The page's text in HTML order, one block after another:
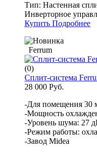
Тип: Настенная
Инверторное
Купить Подробнее
Ferrum
(0)
Сплит-система
28 000 Руб.
-Для помещения 30
-Мощность
-Уровень шума: 27
-Режим работы:
-Завод Midea